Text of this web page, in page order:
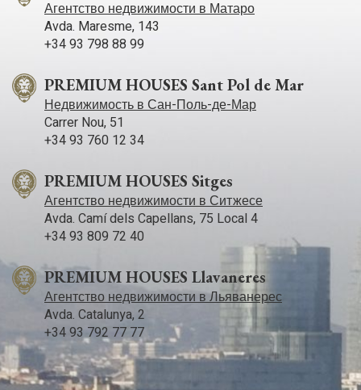
Агентство недвижимости в Матаро
Avda. Maresme, 143
+34 93 798 88 99
PREMIUM HOUSES Sant Pol de Mar
Недвижимость в Сан-Поль-де-Мар
Carrer Nou, 51
+34 93 760 12 34
PREMIUM HOUSES Sitges
Агентство недвижимости в Ситжесе
Avda. Camí­ dels Capellans, 75 Local 4
+34 93 809 72 40
PREMIUM HOUSES Llavaneres
Агентство недвижимости в Льяванерес
Avda. Catalunya, 2
+34 93 792 77 77